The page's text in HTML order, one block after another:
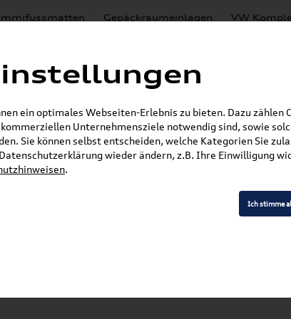
Gepäckraumeinlagen VW
Lackierungen
E-Mail
Zubehör » Wischerblätter » Sharan
ein optimales Webseiten-Erlebnis zu bieten. Dazu zählen
Unternehmensziele notwendig sind, sowie
Sie können selbst entscheiden, welche Kategorien Sie
wieder ändern, z.B. Ihre Einwilligung
.
Ich stimme